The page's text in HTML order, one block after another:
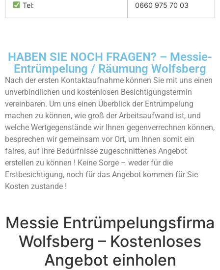
Tel: 0660 975 70 03
HABEN SIE NOCH FRAGEN? – Messie-
Entrümpelung / Räumung Wolfsberg
Nach der ersten Kontaktaufnahme können Sie mit uns einen
unverbindlichen und kostenlosen Besichtigungstermin
vereinbaren. Um uns einen Überblick der Entrümpelung
machen zu können, wie groß der Arbeitsaufwand ist, und
welche Wertgegenstände wir Ihnen gegenverrechnen können,
besprechen wir gemeinsam vor Ort, um Ihnen somit ein
faires, auf Ihre Bedürfnisse zugeschnittenes Angebot
erstellen zu können ! Keine Sorge – weder für die
Erstbesichtigung, noch für das Angebot kommen für Sie
Kosten zustande !
Messie Entrümpelungsfirma
Wolfsberg – Kostenloses
Angebot einholen